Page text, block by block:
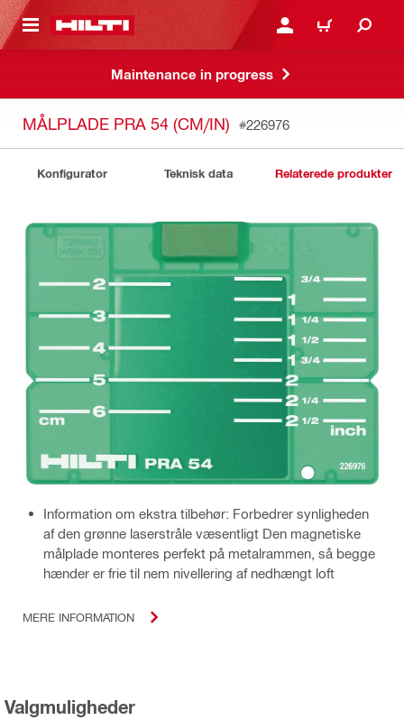
HOVEDINDHOLD LOG IND ELLER
INDKØBSKURV
Maintenance in progress
MÅLPLADE PRA 54 (CM/IN) #226976
Konfigurator Teknisk data Relaterede produkter
Information om ekstra tilbehør: Forbedrer synligheden
af den grønne laserstråle væsentligt Den magnetiske
målplade monteres perfekt på metalrammen, så begge
hænder er frie til nem nivellering af nedhængt loft
MERE INFORMATION
Valgmuligheder